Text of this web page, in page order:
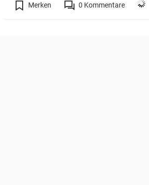
Merken 0 Kommentare